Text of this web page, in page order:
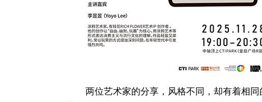
两位艺术家的分享，风格不同，却有着相